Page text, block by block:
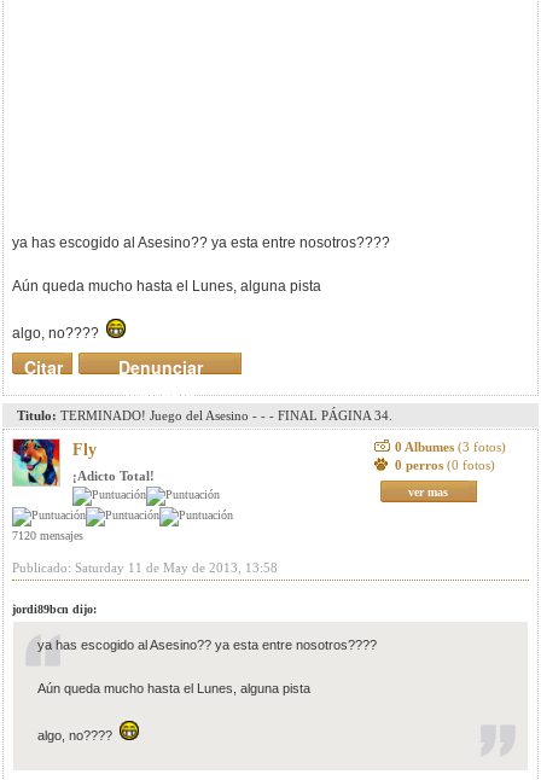
ya has escogido al Asesino?? ya esta entre nosotros????
Aún queda mucho hasta el Lunes, alguna pista
algo, no????
Denunciar
mensaje
Citar
Titulo: TERMINADO! Juego del Asesino - - - FINAL PÁGINA 34.
Fly
¡Adicto Total!
7120 mensajes
0 Albumes (3 fotos)
0 perros (0 fotos)
ver mas
Publicado: Saturday 11 de May de 2013, 13:58
jordi89bcn dijo:
ya has escogido al Asesino?? ya esta entre nosotros????
Aún queda mucho hasta el Lunes, alguna pista
algo, no????